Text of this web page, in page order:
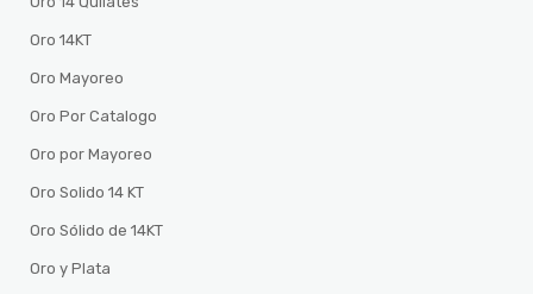
Oro 14KT
Oro Mayoreo
Oro Por Catalogo
Oro por Mayoreo
Oro Solido 14 KT
Oro Sólido de 14KT
Oro y Plata